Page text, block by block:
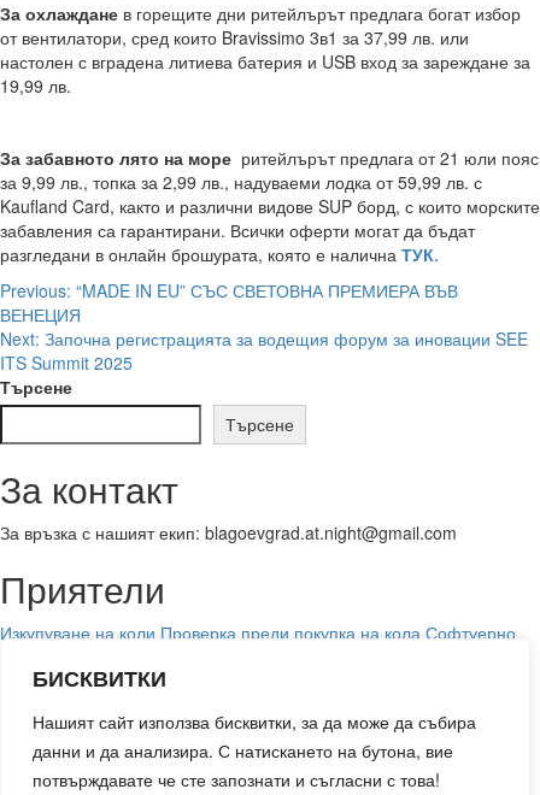
БИСКВИТКИ
Нашият сайт използва бисквитки, за да може да събира
данни и да анализира. С натискането на бутона, вие
потвърждавате че сте запознати и съгласни с това!
За охлаждане в горещите дни ритейлърът предлага богат избор
от вентилатори, сред които Bravissimo 3в1 за 37,99 лв. или
настолен с вградена литиева батерия и USB вход за зареждане за
19,99 лв.
За забавното лято на море ритейлърът предлага от 21 юли пояс
за 9,99 лв., топка за 2,99 лв., надуваеми лодка от 59,99 лв. с
Kaufland Card, както и различни видове SUP борд, с които морските
забавления са гарантирани. Всички оферти могат да бъдат
разгледани в онлайн брошурата, която е налична ТУК.
Post
navigation
Previous: “MADE IN EU” СЪС СВЕТОВНА ПРЕМИЕРА ВЪВ
ВЕНЕЦИЯ
Next: Започна регистрацията за водещия форум за иновации SEE
ITS Summit 2025
Търсене
Търсене
За контакт
За връзка с нашият екип: blagoevgrad.at.night@gmail.com
Приятели
Изкупуване на коли Проверка преди покупка на кола Софтуерно
обезщетение при катастрофа
адвокат при птп и обезщетение
МВА Ментор